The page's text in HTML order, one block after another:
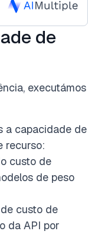
de
executámos
a capacidade de
recurso:
custo de
de peso
custo de
da API por